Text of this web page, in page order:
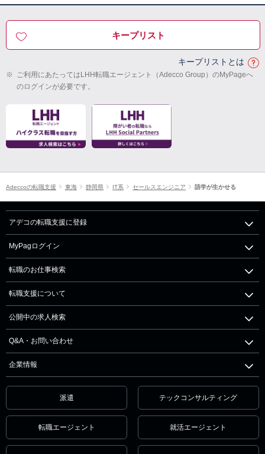
キープリスト
キープリストとは
※ ご利用にあたってはLHH転職エージェント（Adecco Group）のMyPageへ
のログインが必要です。
Adeccoの転職支援 東海 静岡県 IT系 セールスエンジニア 語学が生かせる
アデコの転職支援に登録
MyPagログイン
転職のお仕事検索
転職支援について
公開中の求人検索
Q&A・お問い合わせ
企業情報
派遣 テックコンサルティング
転職エージェント 就活エージェント